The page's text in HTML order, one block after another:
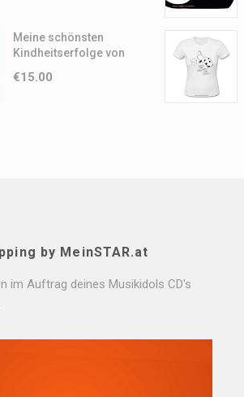
Meine schönsten
Kindheitserfolge von
€15.00
by MeinSTAR.at
im Auftrag deines Musikidols CD's